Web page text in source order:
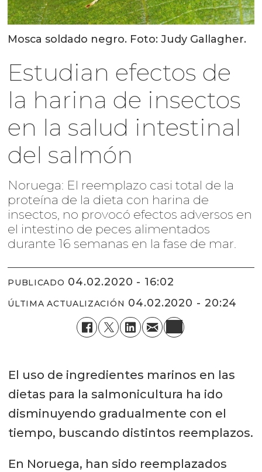
Mosca soldado negro. Foto: Judy Gallagher.
Estudian efectos de
la harina de insectos
en la salud intestinal
del salmón
Noruega: El reemplazo casi total de la
proteína de la dieta con harina de
insectos, no provocó efectos adversos en
el intestino de peces alimentados
durante 16 semanas en la fase de mar.
PUBLICADO 04.02.2020 - 16:02
ÚLTIMA ACTUALIZACIÓN 04.02.2020 - 20:24
El uso de ingredientes marinos en las
dietas para la salmonicultura ha ido
disminuyendo gradualmente con el
tiempo, buscando distintos reemplazos.
En Noruega, han sido reemplazados